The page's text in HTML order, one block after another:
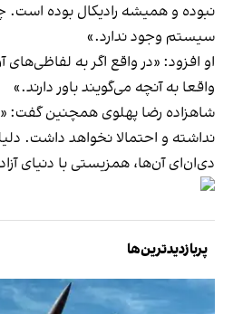
نبوده و همیشه رادیکال بوده است.
سیستم وجود ندارد.»
او افزود: «در واقع اگر به
واقعا به آنچه می‌گویند باور دارند.»
شاهزاده رضا پهلوی همچنین گفت:
نداشته و احتمالا نخواهد داشت.
دی‌ان‌ای آن‌ها، همزیستی با دنیای
پربازدیدترین‌ها